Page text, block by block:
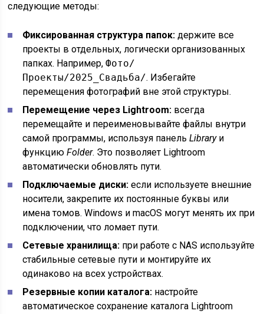
следующие методы:
Фиксированная структура папок: держите все
проекты в отдельных, логически организованных
папках. Например,Фото/
Проекты/2025_Свадьба/. Избегайте
перемещения фотографий вне этой структуры.
Перемещение через Lightroom: всегда
перемещайте и переименовывайте файлы внутри
самой программы, используя панельLibraryи
функциюFolder. Это позволяет Lightroom
автоматически обновлять пути.
Подключаемые диски: если используете внешние
носители, закрепите их постоянные буквы или
имена томов. Windows и macOS могут менять их при
подключении, что ломает пути.
Сетевые хранилища: при работе с NAS используйте
стабильные сетевые пути и монтируйте их
одинаково на всех устройствах.
Резервные копии каталога: настройте
автоматическое сохранение каталога Lightroom